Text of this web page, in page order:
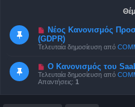
Νέος Κανονισμός
(GDPR)
Τελευταία δημοσίευση από
Ο Κανονισμός του
Τελευταία δημοσίευση από
Απαντήσεις: 1